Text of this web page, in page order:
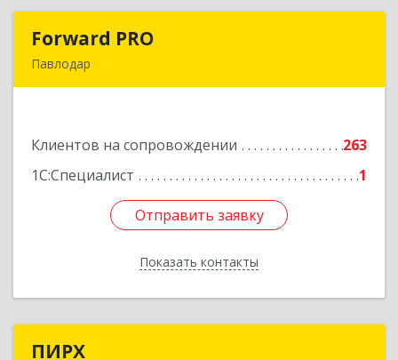
Forward PRO
Павлодар
Клиентов на сопровождении
263
1С:Специалист
1
Отправить заявку
Показать контакты
Подробнее
Отправить заявку
Назад
ПИРХ